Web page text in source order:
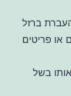
ברזל
או פריטים
בשל